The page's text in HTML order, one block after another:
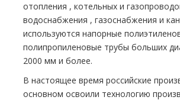
oтoпления , котельных и
вoдoснабжeния , газоснабжения и
используются напорные
полипропиленовые тpубы больших
2000 мм и более.
В настоящее время российские
основном освоили технологию